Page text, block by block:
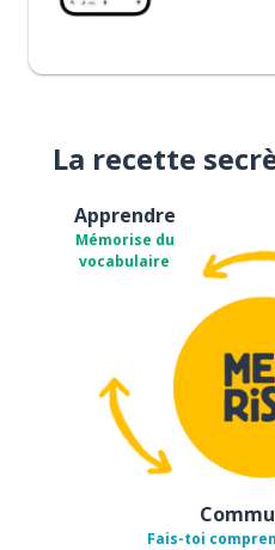
La recette
Apprendre
Mémorise du
vocabulaire
Fais-toi